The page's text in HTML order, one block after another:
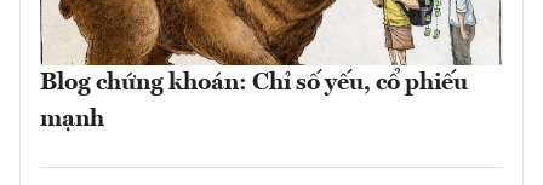
Blog chứng khoán: Chỉ số yếu, cổ phiếu
mạnh